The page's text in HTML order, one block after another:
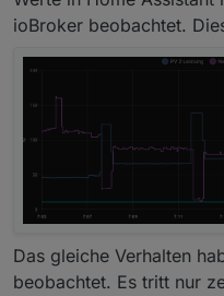
ioBroker beobachtet.
Das gleiche Verhalten
beobachtet. Es tritt nur